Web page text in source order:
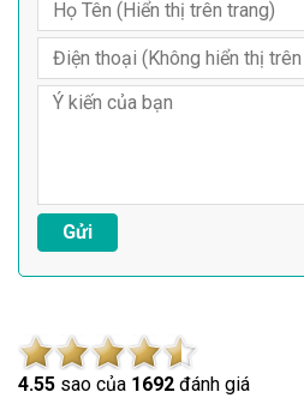
4.55 sao của 1692 đánh giá